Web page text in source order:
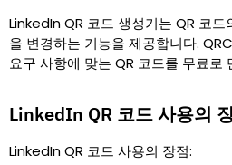
LinkedIn QR 코드 생성기는 QR 코드
을 변경하는 기능을 제공합니다.
요구 사항에 맞는 QR 코드를 무료로
LinkedIn QR 코드 사용의
LinkedIn QR 코드 사용의 장점: